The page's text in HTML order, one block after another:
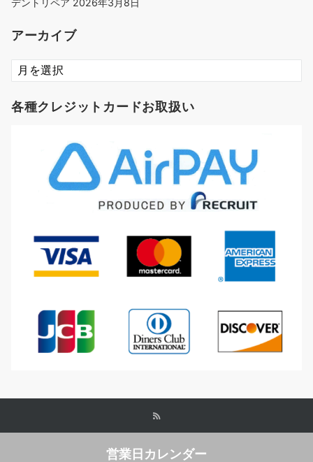
デントリペア 2026年3月8日
アーカイブ
ア
ー
イ
各種クレジットカードお取扱い
営業日カレンダー